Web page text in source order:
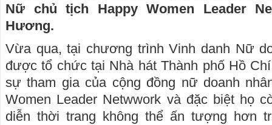
Nữ chủ tịch Happy Women Leader
Hương.
Vừa qua, tại chương trình Vinh danh Nữ
được tổ chức tại Nhà hát Thành phố Hồ
sự tham gia của cộng đồng nữ doanh
Women Leader Netwwork và đặc biệt họ
diễn thời trang không thể ấn tượng hơn